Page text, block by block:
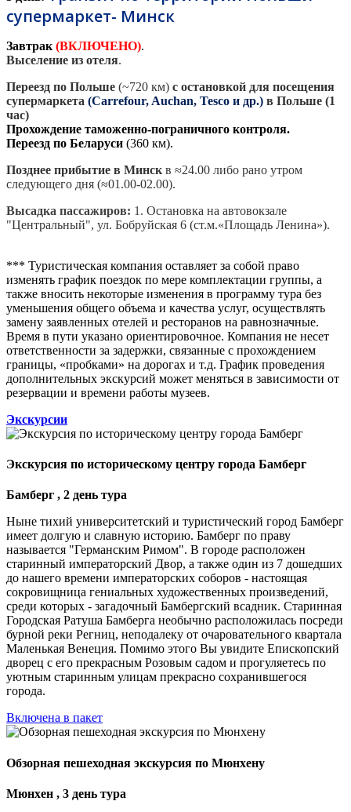
супермаркет- Минск
Завтрак (ВКЛЮЧЕНО).
Выселение из отеля.
Переезд по Польше (~720 км) с остановкой для посещения
супермаркета (Carrefour, Auchan, Tesco и др.) в Польше (1
час)
Прохождение таможенно-пограничного контроля.
Переезд по Беларуси (360 км).
Позднее прибытие в Минск в ≈24.00 либо рано утром
следующего дня (≈01.00-02.00).
Высадка пассажиров: 1. Остановка на автовокзале
"Центральный", ул. Бобруйская 6 (ст.м.«Площадь Ленина»).
*** Туристическая компания оставляет за собой право
изменять график поездок по мере комплектации группы, а
также вносить некоторые изменения в программу тура без
уменьшения общего объема и качества услуг, осуществлять
замену заявленных отелей и ресторанов на равнозначные.
Время в пути указано ориентировочное. Компания не несет
ответственности за задержки, связанные с прохождением
границы, «пробками» на дорогах и т.д. График проведения
дополнительных экскурсий может меняться в зависимости от
резервации и времени работы музеев.
Экскурсии
Экскурсия по историческому центру города Бамберг
Бамберг , 2 день тура
Ныне тихий университетский и туристический город Бамберг
имеет долгую и славную историю. Бамберг по праву
называется "Германским Римом". В городе расположен
старинный императорский Двор, а также один из 7 дошедших
до нашего времени императорских соборов - настоящая
сокровищница гениальных художественных произведений,
среди которых - загадочный Бамбергский всадник. Старинная
Городская Ратуша Бамберга необычно расположилась посреди
бурной реки Регниц, неподалеку от очаровательного квартала
Маленькая Венеция. Помимо этого Вы увидите Епископский
дворец с его прекрасным Розовым садом и прогуляетесь по
уютным старинным улицам прекрасно сохранившегося
города.
Включена в пакет
Обзорная пешеходная экскурсия по Мюнхену
Мюнхен , 3 день тура